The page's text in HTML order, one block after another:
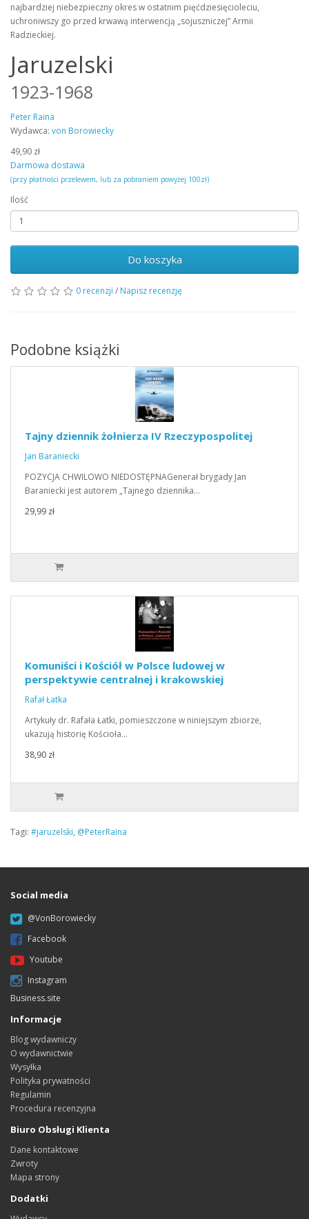
najbardziej niebezpieczny okres w ostatnim pięćdziesięcioleciu,
uchroniwszy go przed krwawą interwencją „sojuszniczej” Armii
Radzieckiej.
Jaruzelski
1923-1968
Peter Raina
Wydawca: von Borowiecky
49,90 zł
Darmowa dostawa
(przy płatności przelewem, lub za pobraniem powyżej 100zł)
Ilość
Do koszyka
0 recenzji / Napisz recenzję
Podobne książki
Tajny dziennik żołnierza IV Rzeczypospolitej
Jan Baraniecki
POZYCJA CHWILOWO NIEDOSTĘPNAGenerał brygady Jan
Baraniecki jest autorem „Tajnego dziennika…
29,99 zł
Komuniści i Kościół w Polsce ludowej w
perspektywie centralnej i krakowskiej
Rafał Łatka
Artykuły dr. Rafała Łatki, pomieszczone w niniejszym zbiorze,
ukazują historię Kościoła…
38,90 zł
Tagi: #jaruzelski, @PeterRaina
Social media
@VonBorowiecky
Facebook
Youtube
Instagram
Business.site
Informacje
Blog wydawniczy
O wydawnictwie
Wysyłka
Polityka prywatności
Regulamin
Procedura recenzyjna
Biuro Obsługi Klienta
Dane kontaktowe
Zwroty
Mapa strony
Dodatki